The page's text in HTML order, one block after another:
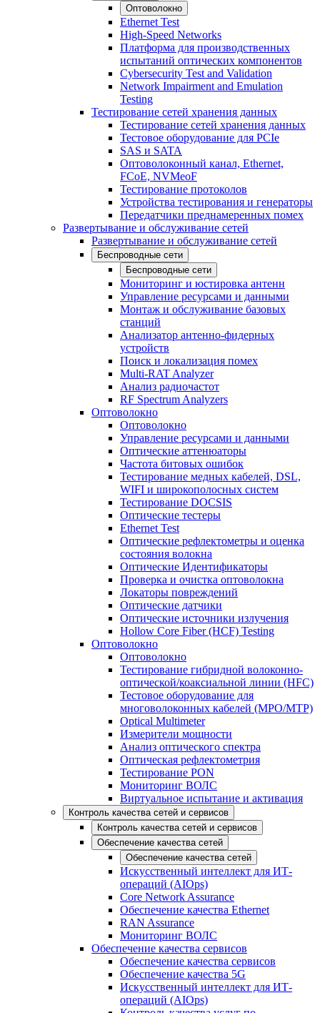
Оптоволокно
Ethernet Test
High-Speed Networks
Платформа для производственных
испытаний оптических компонентов
Cybersecurity Test and Validation
Network Impairment and Emulation
Testing
Тестирование сетей хранения данных
Тестирование сетей хранения данных
Тестовое оборудование для PCIe
SAS и SATA
Оптоволоконный канал, Ethernet,
FCoE, NVMeoF
Тестирование протоколов
Устройства тестирования и генераторы
Передатчики преднамеренных помех
Развертывание и обслуживание сетей
Развертывание и обслуживание сетей
Беспроводные сети
Беспроводные сети
Мониторинг и юстировка антенн
Управление ресурсами и данными
Монтаж и обслуживание базовых
станций
Анализатор антенно-фидерных
устройств
Поиск и локализация помех
Multi-RAT Analyzer
Анализ радиочастот
RF Spectrum Analyzers
Оптоволокно
Оптоволокно
Управление ресурсами и данными
Оптические aттенюаторы
Частота битовых ошибок
Тестирование медных кабелей, DSL,
WIFI и широкополосных систем
Тестирование DOCSIS
Оптические тестеры
Ethernet Test
Оптические рефлектометры и оценка
состояния волокна
Оптические Идентификаторы
Проверка и очистка оптоволокна
Локаторы повреждений
Оптические датчики
Оптические источники излучения
Hollow Core Fiber (HCF) Testing
Оптоволокно
Оптоволокно
Тестирование гибридной волоконно-
оптической/коаксиальной линии (HFC)
Тестовое оборудование для
многоволоконных кабелей (MPO/MTP)
Optical Multimeter
Измерители мощности
Анализ оптического спектра
Оптическая рефлектометрия
Тестирование PON
Мониторинг ВОЛС
Виртуальное испытание и активация
Контроль качества сетей и сервисов
Контроль качества сетей и сервисов
Обеспечение качества сетей
Обеспечение качества сетей
Искусственный интеллект для ИТ-
операций (AIOps)
Core Network Assurance
Обеспечение качества Ethernet
RAN Assurance
Мониторинг ВОЛС
Обеспечение качества сервисов
Обеспечение качества сервисов
Обеспечение качества 5G
Искусственный интеллект для ИТ-
операций (AIOps)